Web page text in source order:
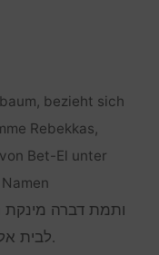
bezieht sich
Rebekkas,
Bet-El unter
ותמת דברה
לבית.